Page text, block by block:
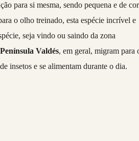
para si mesma, sendo pequena e de cor
o olho treinado, esta espécie incrível e
seja vindo ou saindo da zona
Península Valdés, em geral, migram para
insetos e se alimentam durante o dia.